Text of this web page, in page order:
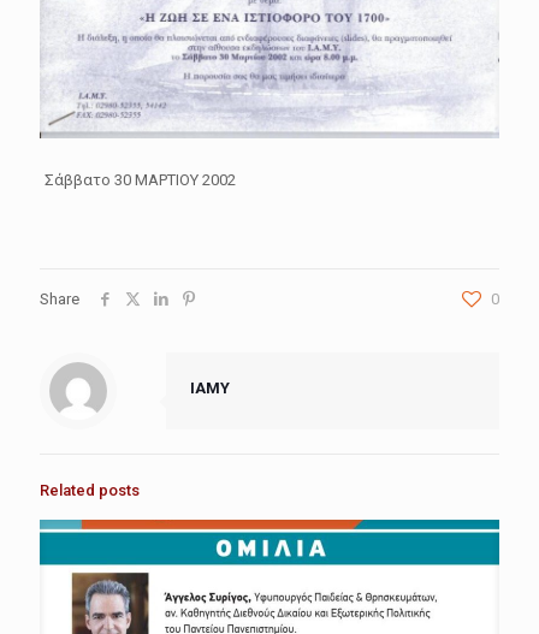
Σάββατο 30 ΜΑΡΤΙΟΥ 2002
Share 0
IAMY
Related posts